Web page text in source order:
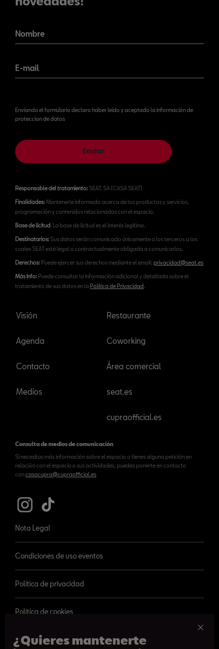
¿Quieres mantenerte
novedades!
Nombre
E-mail
Enviando el formulario declaro haber leído y aceptado la información de
proteccion de datos
Enviar
Responsable del tratamiento:SEAT, SA (CASA SEAT)
Finalidades:Mantenerle informado acerca de los productos y servicios,
programación y contenidos relacionados con el espacio.
Base de licitud: La base de licitud es el interés legítimo.
Destinatarios:Sus datos serán comunicado únicamente a los terceros a los
cuales SEAT esté legal o contractualmente obligada a comunicarlos.
Derechos: Puede ejercer sus derechos mediante el email: privacidad@seat.es
Más Info: Puede consultar la información adicional y detallada sobre el
tratamiento de sus datos en la Política de Privacidad.
Visión
Agenda
Contacto
Medios
Restaurante
Coworking
Área comercial
seat.es
cupraofficial.es
Consulta de medios de comunicación
Si necesitas más información sobre el espacio o tienes alguna petición en
relación con el espacio o sus actividades, puedes ponerte en contacto
concasacupra@cupraofficial.es
Nota Legal
Condiciones de uso eventos
Política de privacidad
Politíca de cookies